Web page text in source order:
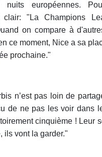
nuits européennes.
clair: "La Champions
on compare à
ce moment, Nice a sa
prochaine."
n’est pas loin de
de ne pas les voir dans
cinquième ! Leur
ils vont la garder."